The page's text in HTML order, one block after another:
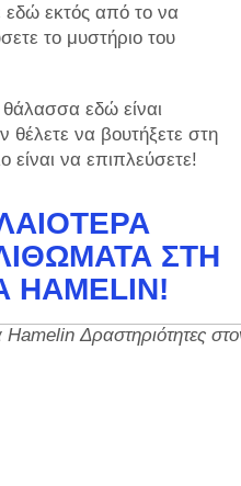
εκτός από το να
το μυστήριο του
εδώ είναι
θέλετε να βουτήξετε στη
να επιπλεύσετε!
ΣΤΗ
HAMELIN!